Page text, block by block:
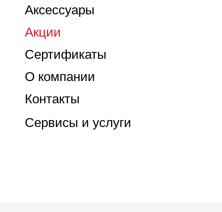
Контакты
О компании
Сертификаты
Акции
Аксессуары
Сервисы и услуги